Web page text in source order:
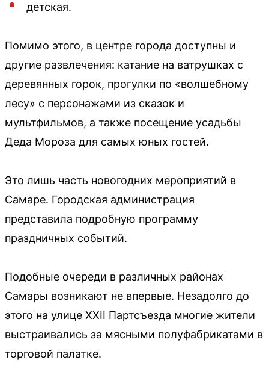
детская.
Помимо этого, в центре города доступны и
другие развлечения: катание на ватрушках с
деревянных горок, прогулки по «волшебному
лесу» с персонажами из сказок и
мультфильмов, а также посещение усадьбы
Деда Мороза для самых юных гостей.
Это лишь часть новогодних мероприятий в
Самаре. Городская администрация
представила подробную программу
праздничных событий.
Подобные очереди в различных районах
Самары возникают не впервые. Незадолго до
этого на улице XXII Партсъезда многие жители
выстраивались за мясными полуфабрикатами в
торговой палатке.